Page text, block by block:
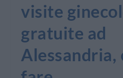
visite
gratuite ad
Alessandria,